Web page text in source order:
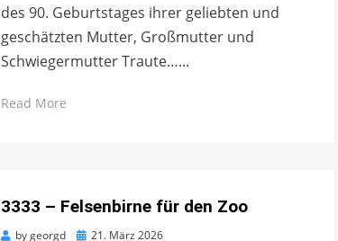
des 90. Geburtstages ihrer geliebten und
geschätzten Mutter, Großmutter und
Schwiegermutter Traute…...
Read More
3333 – Felsenbirne für den Zoo
bygeorgd
Posted21. März 2026